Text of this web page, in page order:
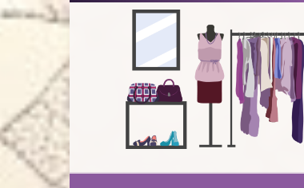
Перейти